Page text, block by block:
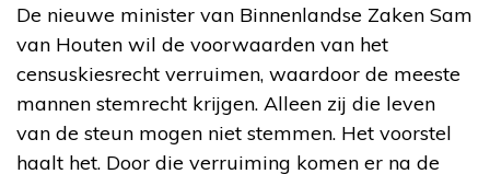
De nieuwe minister van Binnenlandse Zaken Sam
van Houten wil de voorwaarden van het
censuskiesrecht verruimen, waardoor de meeste
mannen stemrecht krijgen. Alleen zij die leven
van de steun mogen niet stemmen. Het voorstel
haalt het. Door die verruiming komen er na de